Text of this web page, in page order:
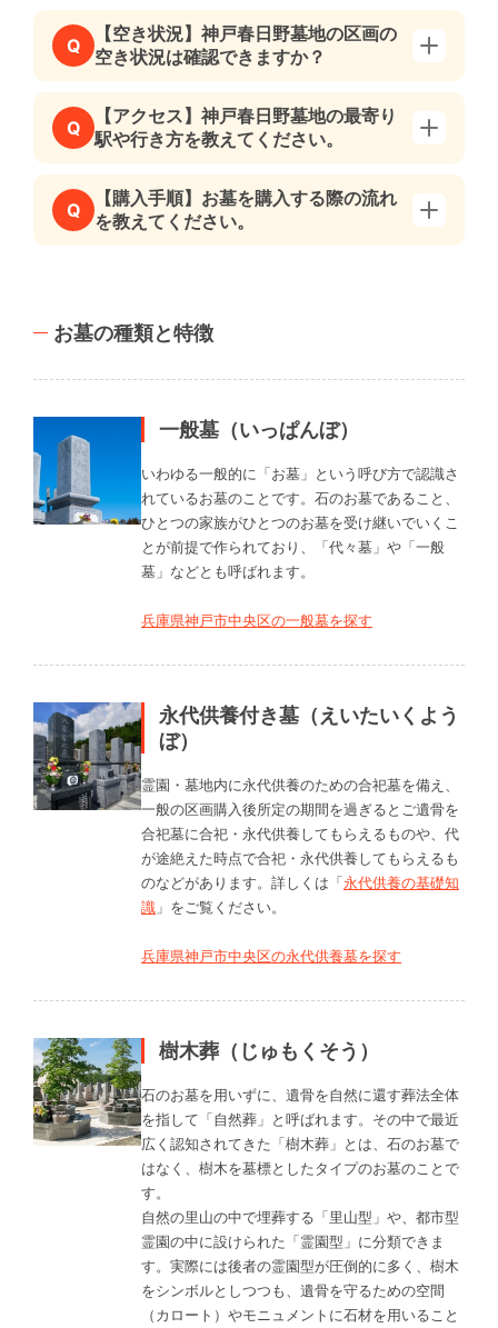
Q
【空き状況】神戸春日野墓地の区画の
空き状況は確認できますか？
Q
【アクセス】神戸春日野墓地の最寄り
駅や行き方を教えてください。
Q
【購入手順】お墓を購入する際の流れ
を教えてください。
お墓の種類と特徴
一般墓（いっぱんぼ）
いわゆる一般的に「お墓」という呼び方で認識さ
れているお墓のことです。石のお墓であること、
ひとつの家族がひとつのお墓を受け継いでいくこ
とが前提で作られており、「代々墓」や「一般
墓」などとも呼ばれます。
兵庫県神戸市中央区の一般墓を探す
永代供養付き墓（えいたいくよう
ぼ）
霊園・墓地内に永代供養のための合祀墓を備え、
一般の区画購入後所定の期間を過ぎるとご遺骨を
合祀墓に合祀・永代供養してもらえるものや、代
が途絶えた時点で合祀・永代供養してもらえるも
のなどがあります。詳しくは「永代供養の基礎知
識 」をご覧ください。
兵庫県神戸市中央区の永代供養墓を探す
樹木葬（じゅもくそう）
石のお墓を用いずに、遺骨を自然に還す葬法全体
を指して「自然葬」と呼ばれます。その中で最近
広く認知されてきた「樹木葬」とは、石のお墓で
はなく、樹木を墓標としたタイプのお墓のことで
す。
自然の里山の中で埋葬する「里山型」や、都市型
霊園の中に設けられた「霊園型」に分類できま
す。実際には後者の霊園型が圧倒的に多く、樹木
をシンボルとしつつも、遺骨を守るための空間
（カロート）やモニュメントに石材を用いること